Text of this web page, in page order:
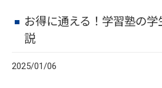
お得に通える！学習塾の
説
2025/01/06